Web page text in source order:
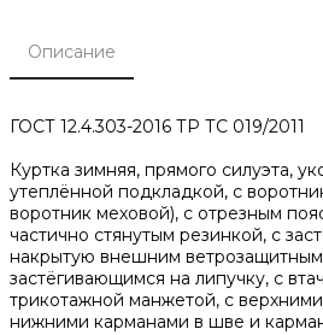
Описание
ГОСТ 12.4.303-2016 ТР ТС 019/2011
Куртка зимняя, прямого силуэта,
утеплённой подкладкой, с
воротник меховой), с отрезным
частично стянутым резинкой, с
накрытую внешним
застёгивающимся на липучку, с
трикотажной манжетой, с
нижними карманами в шве и